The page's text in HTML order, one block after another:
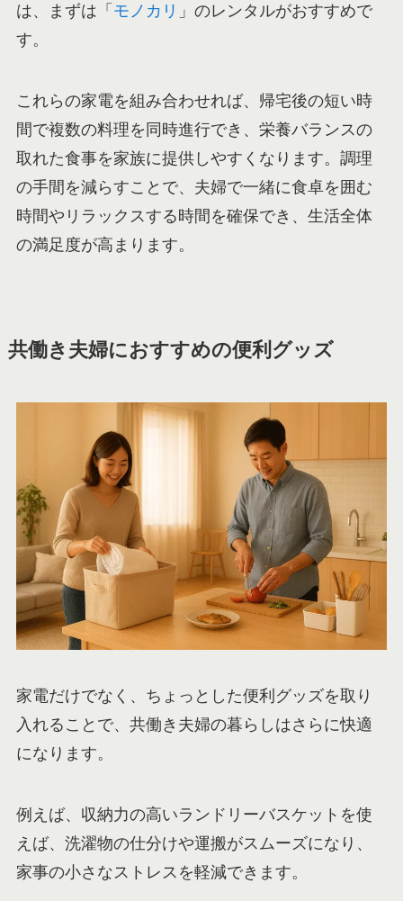
は、まずは「 モノカリ 」のレンタルがおすすめで
す。
これらの家電を組み合わせれば、帰宅後の短い時
間で複数の料理を同時進行でき、栄養バランスの
取れた食事を家族に提供しやすくなります。調理
の手間を減らすことで、夫婦で一緒に食卓を囲む
時間やリラックスする時間を確保でき、生活全体
の満足度が高まります。
共働き夫婦におすすめの便利グッズ
家電だけでなく、ちょっとした便利グッズを取り
入れることで、共働き夫婦の暮らしはさらに快適
になります。
例えば、収納力の高いランドリーバスケットを使
えば、洗濯物の仕分けや運搬がスムーズになり、
家事の小さなストレスを軽減できます。